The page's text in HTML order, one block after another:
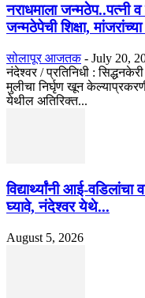
नराधमाला
जन्मठेपेची शिक्षा,
सोलापूर आजतक - July 20,
नंदेश्वर / प्रतिनिधी :
मुलीचा निर्घृण खून
येथील अतिरिक्त...
विद्यार्थ्यांनी आई-
घ्यावे, नंदेश्वर येथे...
August 5, 2026